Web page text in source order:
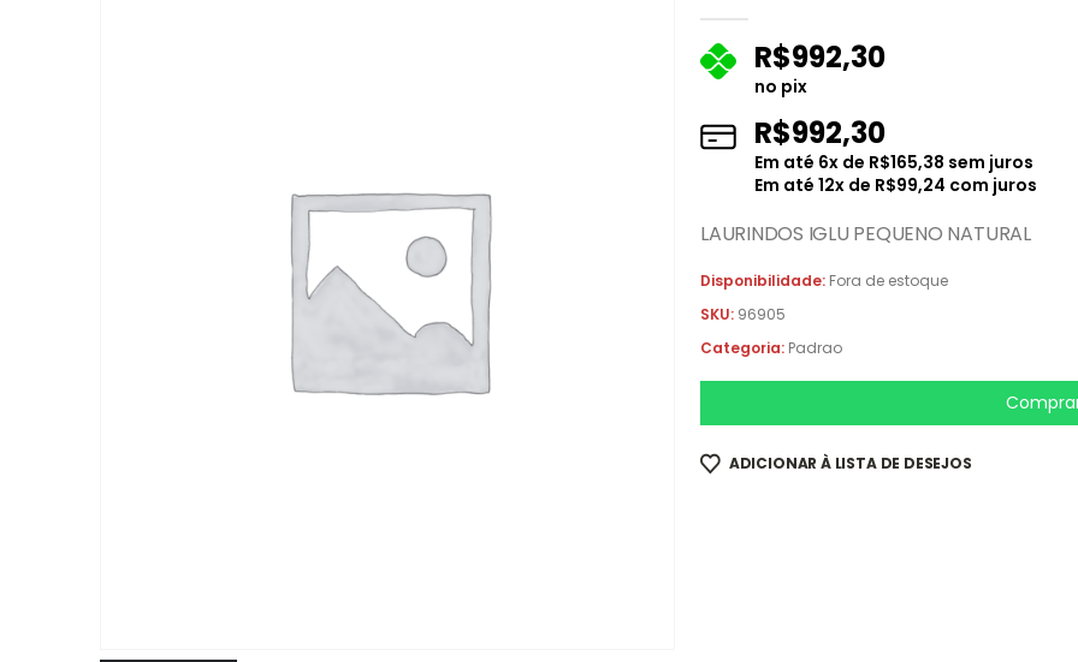
R$992,30
no pix
R$992,30
Em até 6x de R$165,38 sem juros
Em até 12x de R$99,24 com juros
LAURINDOS IGLU PEQUENO NATURAL
Disponibilidade: Fora de estoque
SKU: 96905
Categoria: Padrao
ADICIONAR À LISTA DE DESEJOS